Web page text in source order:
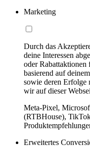
Marketing
Durch das
deine Interessen
oder Rabattaktionen
basierend auf
sowie deren Erfolge
wir auf dieser
Meta-Pixel,
(RTBHouse),
Erweitertes